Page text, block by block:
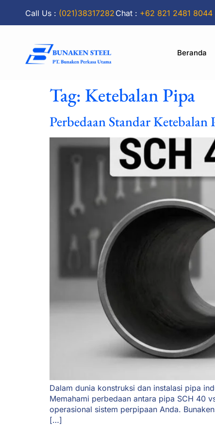
Call Us : (021)38317282 Chat : +62 821 2481 8044
Beranda
Tag: Ketebalan Pipa
Perbedaan Standar
Dalam dunia konstruksi dan instalasi pipa
Memahami perbedaan antara pipa SCH 40
operasional sistem perpipaan Anda.
[…]